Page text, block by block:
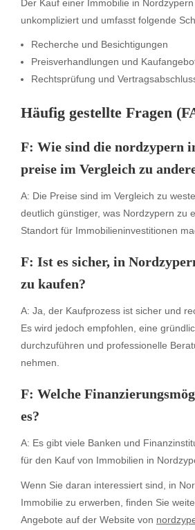
Der Kauf einer Immobilie in
unkompliziert und umfasst folgende
Recherche und Besichtigungen
Preisverhandlungen und
Rechtsprüfung und
Häufig gestellte Fragen
F: Wie sind die nordzypern
preise im Vergleich zu
A: Die Preise sind im Vergleich zu
deutlich günstiger, was Nordzypern zu
Standort für Immobilieninvestitionen
F: Ist es sicher, in
zu kaufen?
A: Ja, der Kaufprozess ist sicher und
Es wird jedoch empfohlen, eine
durchzuführen und professionelle
nehmen.
F: Welche
es?
A: Es gibt viele Banken und
für den Kauf von Immobilien in
Wenn Sie daran interessiert sind, in
Immobilie zu erwerben, finden Sie
Angebote auf der Website von